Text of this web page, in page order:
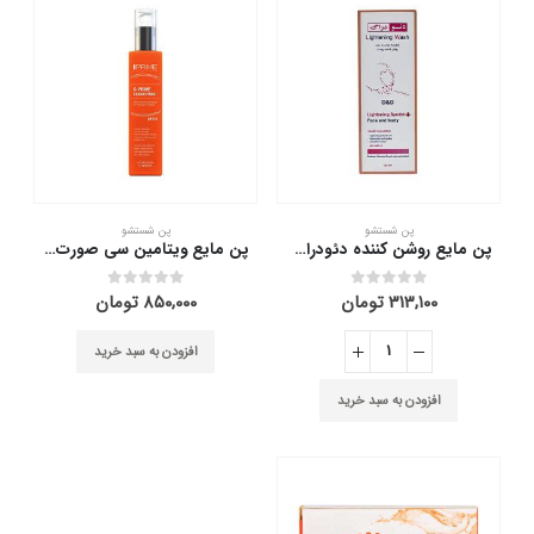
پن شستشو
پن مایع روشن کننده دئودراگ 150 میلی لیتر
0
out of 5
۳۱۳,۱۰۰تومان
افزودن به سبد خرید
پن شستشو
پن مایع ویتامین سی صورت و بدن پریم 200 میلی لیتر
۸۵۰,۰۰۰ تومان
افزودن به سبد خرید